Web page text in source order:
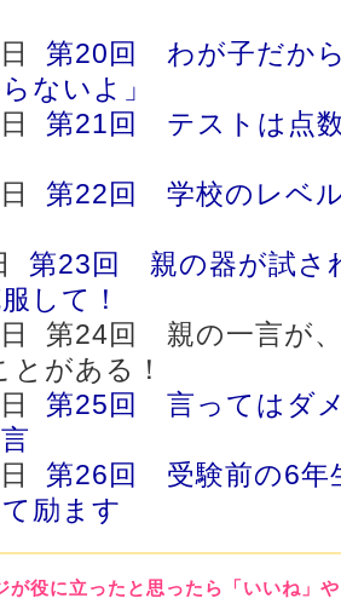
第20回 わが子だか
ないよ」
第21回 テストは点
第22回 学校のレベ
第23回 親の器が試さ
して！
第24回 親の一言が
とがある！
第25回 言ってはダ
第26回 受験前の6
励ます
が役に立ったと思ったら「いいね」